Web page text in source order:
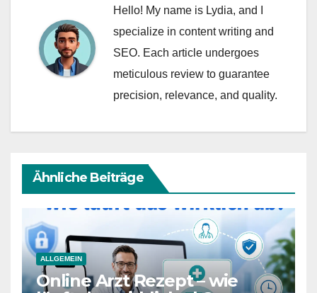
Hello! My name is Lydia, and I
specialize in content writing and
SEO. Each article undergoes
meticulous review to guarantee
precision, relevance, and quality.
Ähnliche Beiträge
ALLGEMEIN
Online Arzt Rezept – wie